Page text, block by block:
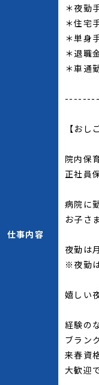
仕事内容
＊夜勤
＊住宅
＊単身
＊退職
＊車通
【おし
院内保
正社員
病院に
お子さ
夜勤は
※夜勤
嬉しい
経験の
ブラン
来春資
大歓迎